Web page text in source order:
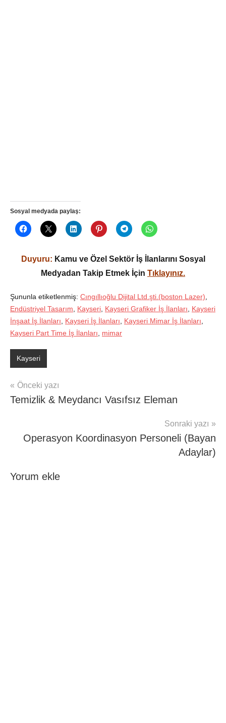
Sosyal medyada paylaş:
Duyuru: Kamu ve Özel Sektör İş İlanlarını Sosyal
Medyadan Takip Etmek İçin Tıklayınız.
Şununla etiketlenmiş: Cıngıllıoğlu Dijital Ltd.şti.(boston Lazer)
Endüstriyel Tasarım
Kayseri Kayseri Grafiker İş İlanları
Kayseri
İnşaat İş İlanları
Kayseri İş İlanları Kayseri Mimar İş İlanları
Kayseri Part Time İş İlanları
mimar
Kayseri
Yazı
gezinmesi
Önceki yazı
Temizlik & Meydancı Vasıfsız Eleman
Sonraki yazı
Operasyon Koordinasyon Personeli (Bayan
Adaylar)
Yorum ekle